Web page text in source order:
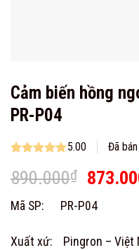
Cảm biến hồng
PR-P04
out of 5
based on
rating
5.00 Đã
890.000₫
price
was:
Mã SP: PR-P04
Xuất xứ: Pingron – Việt